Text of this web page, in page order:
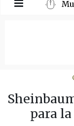
para